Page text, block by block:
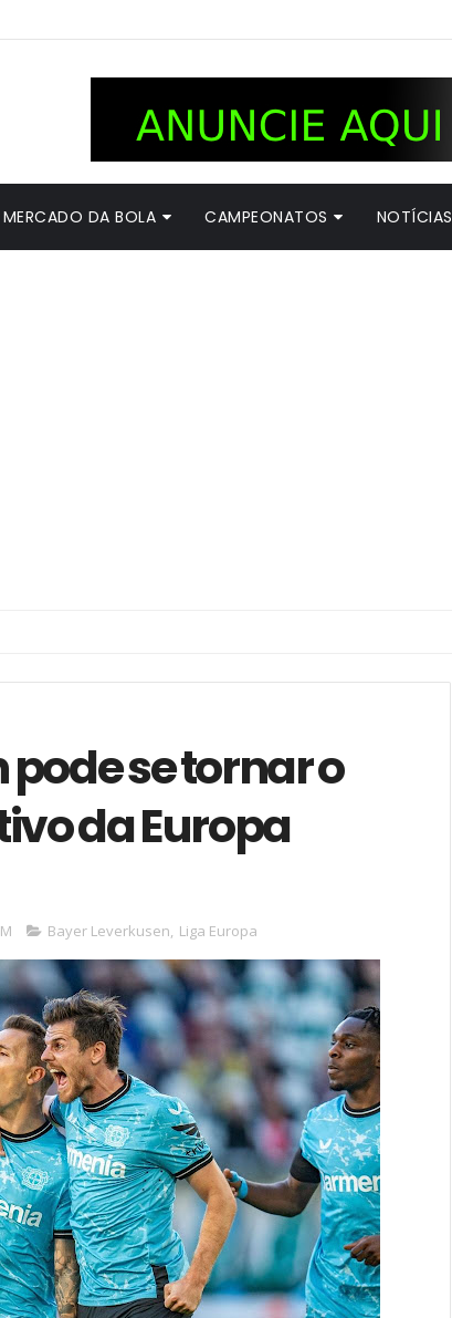
MERCADO DA BOLA CAMPEONATOS NOTÍCIAS
se tornar o
da Europa
Bayer Leverkusen, Liga Europa